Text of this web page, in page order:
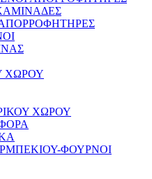
ΧΩΡΟΥ
ΧΩΡΟΥ
ΦΟΥΡΝΟΙ